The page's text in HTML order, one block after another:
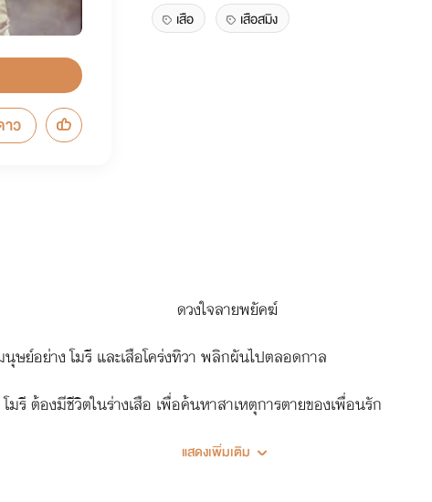
าว
เสือ เสือสมิง
ดวงใจลายพยัคฆ์
ษย์อย่าง โมรี และเสือโคร่งทิวา พลิกผันไปตลอดกาล
มรี ต้องมีชีวิตในร่างเสือ เพื่อค้นหาสาเหตุการตายของเพื่อนรัก
ละพี่ชายในวงศ์วานเสือทำให้โมรีดำเนินชีวิตอยู่ได้โดยไม่รู้เลยว่า
แสดงเพิ่มเติม